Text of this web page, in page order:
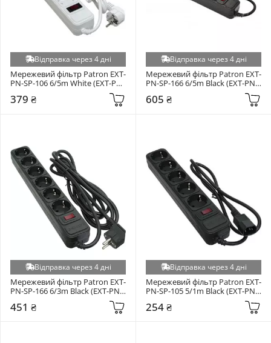
Відправка через 4 дні
Мережевий фільтр Patron EXT-
PN-SP-106 6/5m White (EXT-PN-
379 ₴
Відправка через 4 дні
Мережевий фільтр Patron EXT-
PN-SP-166 6/5m Black (EXT-PN-
605 ₴
Відправка через 4 дні
Мережевий фільтр Patron EXT-
PN-SP-166 6/3m Black (EXT-PN-
451 ₴
Відправка через 4 дні
Мережевий фільтр Patron EXT-
PN-SP-105 5/1m Black (EXT-PN-
254 ₴